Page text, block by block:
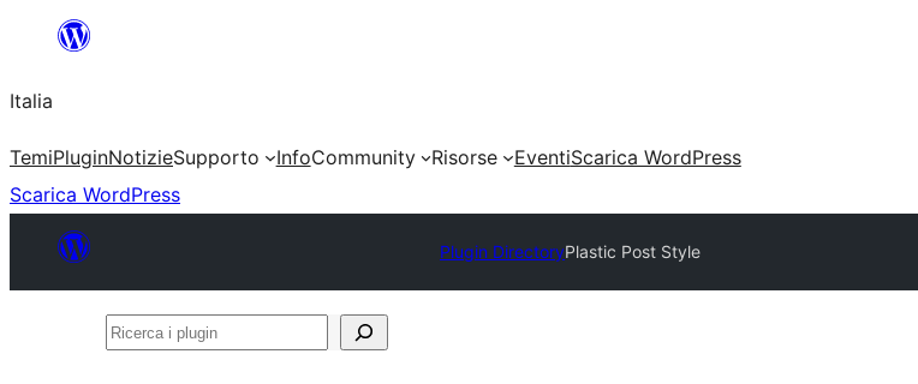
contenuto
Italia
TemiPluginNotizieSupporto InfoCommunity Risorse EventiScarica WordPress
Scarica WordPress
Plugin DirectoryPlastic Post Style
Ricerca